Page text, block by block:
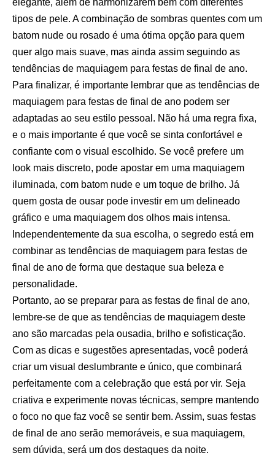
tipos de pele. A combinação de sombras quentes com um
batom nude ou rosado é uma ótima opção para quem
quer algo mais suave, mas ainda assim seguindo as
tendências de maquiagem para festas de final de ano.
Para finalizar, é importante lembrar que as tendências de
maquiagem para festas de final de ano podem ser
adaptadas ao seu estilo pessoal. Não há uma regra fixa,
e o mais importante é que você se sinta confortável e
confiante com o visual escolhido. Se você prefere um
look mais discreto, pode apostar em uma maquiagem
iluminada, com batom nude e um toque de brilho. Já
quem gosta de ousar pode investir em um delineado
gráfico e uma maquiagem dos olhos mais intensa.
Independentemente da sua escolha, o segredo está em
combinar as tendências de maquiagem para festas de
final de ano de forma que destaque sua beleza e
personalidade.
Portanto, ao se preparar para as festas de final de ano,
lembre-se de que as tendências de maquiagem deste
ano são marcadas pela ousadia, brilho e sofisticação.
Com as dicas e sugestões apresentadas, você poderá
criar um visual deslumbrante e único, que combinará
perfeitamente com a celebração que está por vir. Seja
criativa e experimente novas técnicas, sempre mantendo
o foco no que faz você se sentir bem. Assim, suas festas
de final de ano serão memoráveis, e sua maquiagem,
sem dúvida, será um dos destaques da noite.